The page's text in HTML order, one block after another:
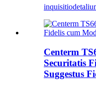
inquisitio
Centerm
Securitatis
Suggestus